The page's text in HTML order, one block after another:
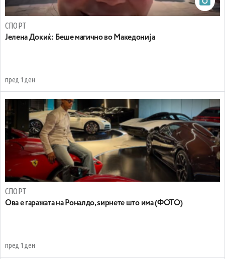
СПОРТ
Јелена Докиќ: Беше магично во Македонија
пред 1 ден
СПОРТ
Ова е гаражата на Роналдо, ѕирнете што има (ФОТО)
пред 1 ден